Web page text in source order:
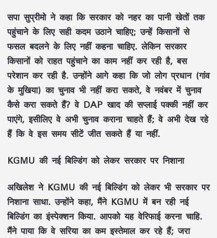
सपा सुप्रीमो ने कहा कि सरकार को नहर का पानी खेतों तक
पहुंचाने के लिए सही कदम उठाने चाहिए; उन्हें किसानों से
फसल बदलने के लिए नहीं कहना चाहिए. लेकिन सरकार
किसानों को राहत पहुंचाने का काम नहीं कर रही है, बस
परेशान कर रही है. उन्होंने आगे कहा कि जो लोग प्रधान (गांव
के मुखिया) का चुनाव भी नहीं करा सकते, वे नवंबर में चुनाव
कैसे करा सकते हैं? वे DAP खाद की सप्लाई पक्की नहीं कर
पाएंगे, इसीलिए वे अभी चुनाव कराना चाहते हैं; वे अभी देख रहे
हैं कि वे इस समय सीटें जीत सकते हैं या नहीं.
KGMU की नई बिल्डिंग को लेकर सरकार पर निशाना
अखिलेश ने KGMU की नई बिल्डिंग को लेकर भी सरकार पर
निशाना साधा. उन्होंने कहा, मैंने KGMU में बन रही नई
बिल्डिंग का इंस्पेक्शन किया. आपको यह वेरिफाई करना चाहि.
मैंने पाया कि वे सरिया का कम इस्तेमाल कर रहे हैं; जरा